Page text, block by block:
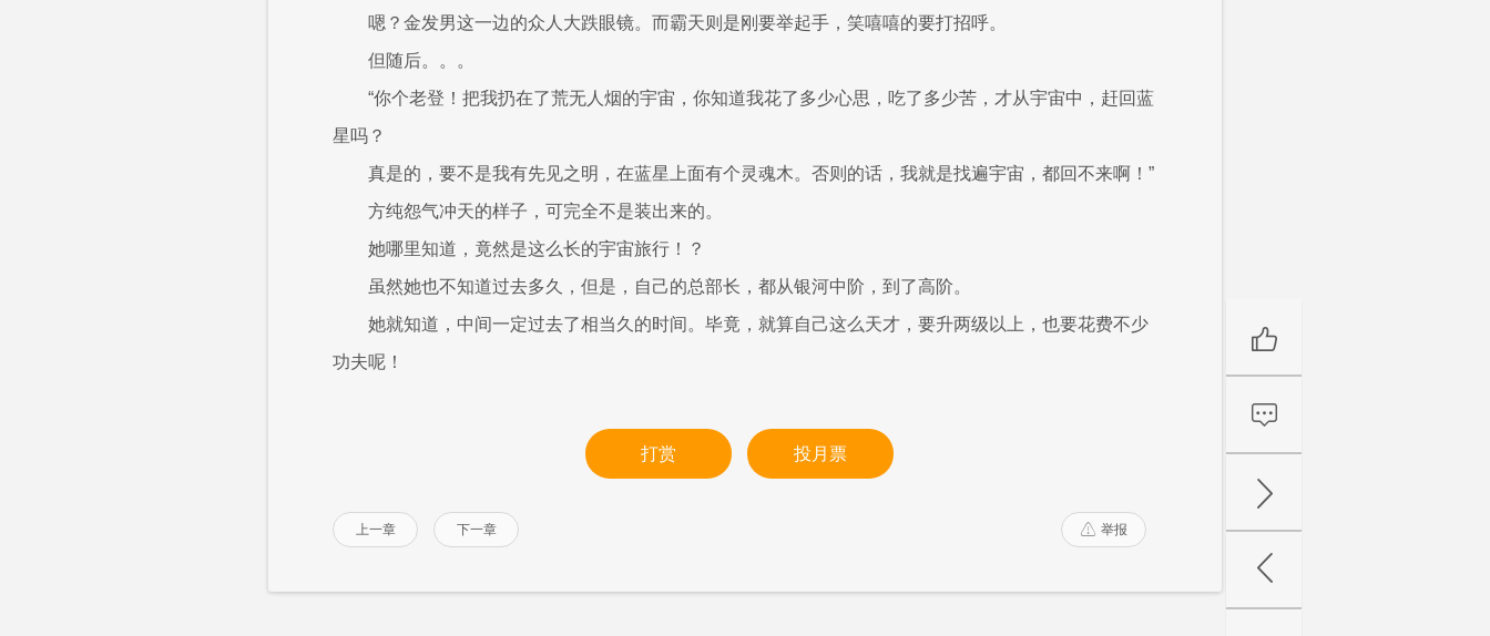
嗯？金发男这一边的众人大跌眼镜。而霸天则是刚要举起手，笑嘻嘻的要打招呼。
但随后。。。
“你个老登！把我扔在了荒无人烟的宇宙，你知道我花了多少心思，吃了多少苦，才从宇宙中，赶回蓝
星吗？
真是的，要不是我有先见之明，在蓝星上面有个灵魂木。否则的话，我就是找遍宇宙，都回不来啊！”
方纯怨气冲天的样子，可完全不是装出来的。
她哪里知道，竟然是这么长的宇宙旅行！？
虽然她也不知道过去多久，但是，自己的总部长，都从银河中阶，到了高阶。
她就知道，中间一定过去了相当久的时间。毕竟，就算自己这么天才，要升两级以上，也要花费不少
功夫呢！
打赏 投月票
上一章 下一章  举报